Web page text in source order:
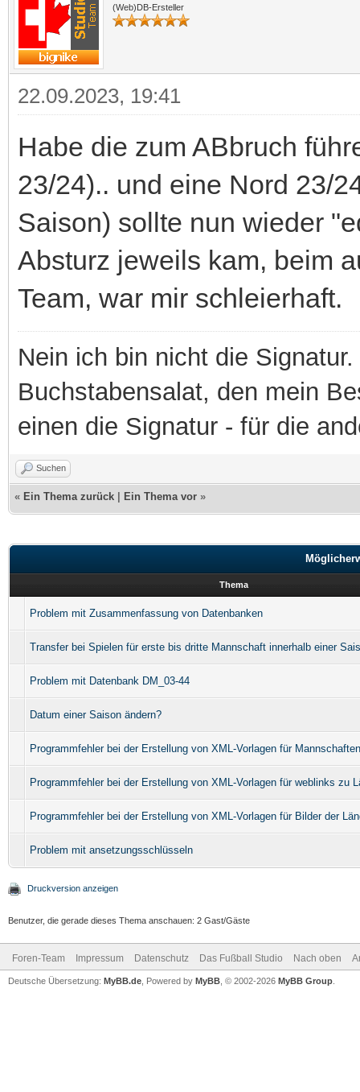
(Web)DB-Ersteller
22.09.2023, 19:41
Habe die zum ABbruch
23/24).. und eine Nord 23/
Saison) sollte nun wieder
Absturz jeweils kam, beim
Team, war mir schleierhaft.
Nein ich bin nicht die
Buchstabensalat, den mein
einen die Signatur - für die
Suchen
« Ein Thema zurück Ein Thema vor »
Thema
Problem mit Zusammenfassung von Datenbanken
Transfer bei Spielen für erste bis dritte Mannschaft innerhalb einer
Problem mit Datenbank DM_03-44
Datum einer Saison ändern?
Programmfehler bei der Erstellung von XML-Vorlagen für Mannschaften
Programmfehler bei der Erstellung von XML-Vorlagen für weblinks zu
Programmfehler bei der Erstellung von XML-Vorlagen für Bilder der
Problem mit ansetzungsschlüsseln
Druckversion anzeigen
Benutzer, die gerade dieses Thema anschauen: 2 Gast/Gäste
Foren-Team Impressum Datenschutz Das Fußball Studio Nach oben
Deutsche Übersetzung: MyBB.de , Powered by MyBB , © 2002-2026 MyBB Group